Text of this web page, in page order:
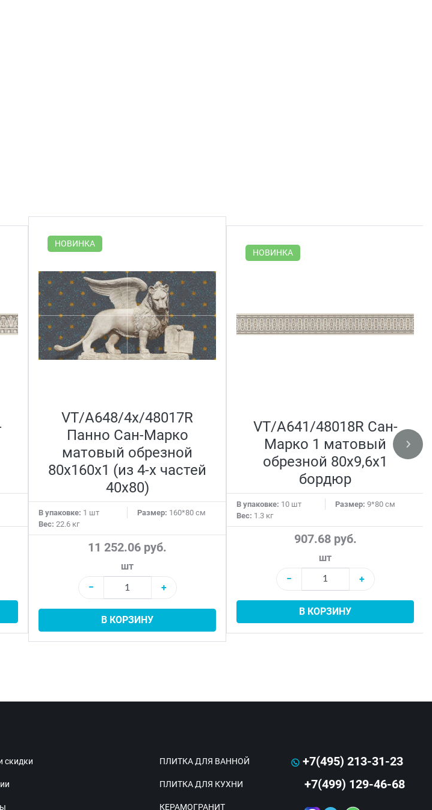
НОВИНКА
VT/A648/4x/48017R
Панно Сан-Марко
матовый обрезной
80x160x1 (из 4-х частей
40х80)
В упаковке: 1 шт Размер: 160*80 см
Вес: 22.6 кг
11 252.06 руб.
шт
−
+
В КОРЗИНУ
НОВИНКА
VT/A641/48018R Сан-
Марко 1 матовый
обрезной 80x9,6x1
бордюр
В упаковке: 10 шт Размер: 9*80 см
Вес: 1.3 кг
907.68 руб.
шт
−
+
В КОРЗИНУ
скидки ПЛИТКА ДЛЯ ВАННОЙ
ПЛИТКА ДЛЯ КУХНИ
КЕРАМОГРАНИТ
+7(495) 213-31-23
+7(499) 129-46-68